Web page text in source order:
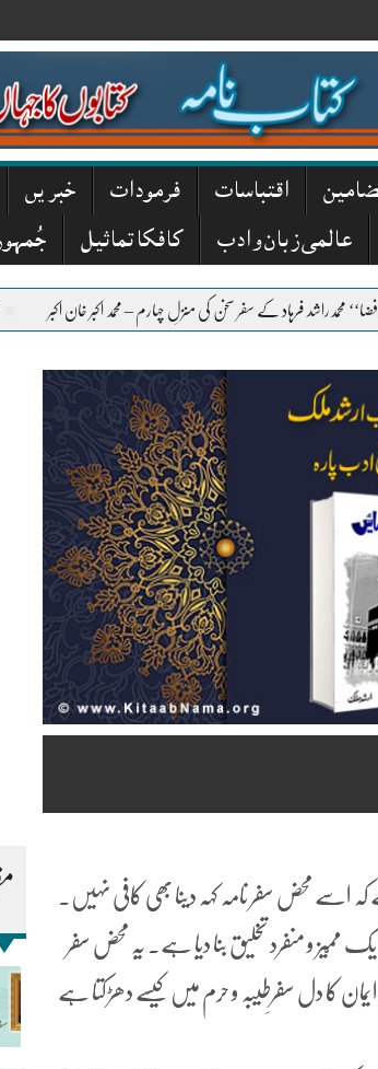
اقتباسات فرمودات خبریں
عالمی زبان و ادب کافکا تماثیل
کے سفر سخن کی منزلِ چہارم – محمد اکبر خان اکبر ”دبستانِ بولان،
اسے محض سفر نامہ کہہ دینا بھی کافی نہیں۔
و منفرد تخلیق بنا دیا ہے۔ یہ محض سفر
کا دل سفرِطیبہ و حرم میں کیسے دھڑکتا ہے